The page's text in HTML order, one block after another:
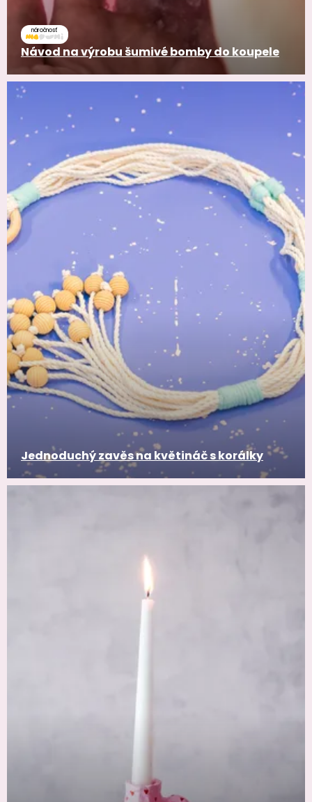
náročnosť
Návod na výrobu šumivé bomby do koupele
Jednoduchý zavěs na květináč s korálky